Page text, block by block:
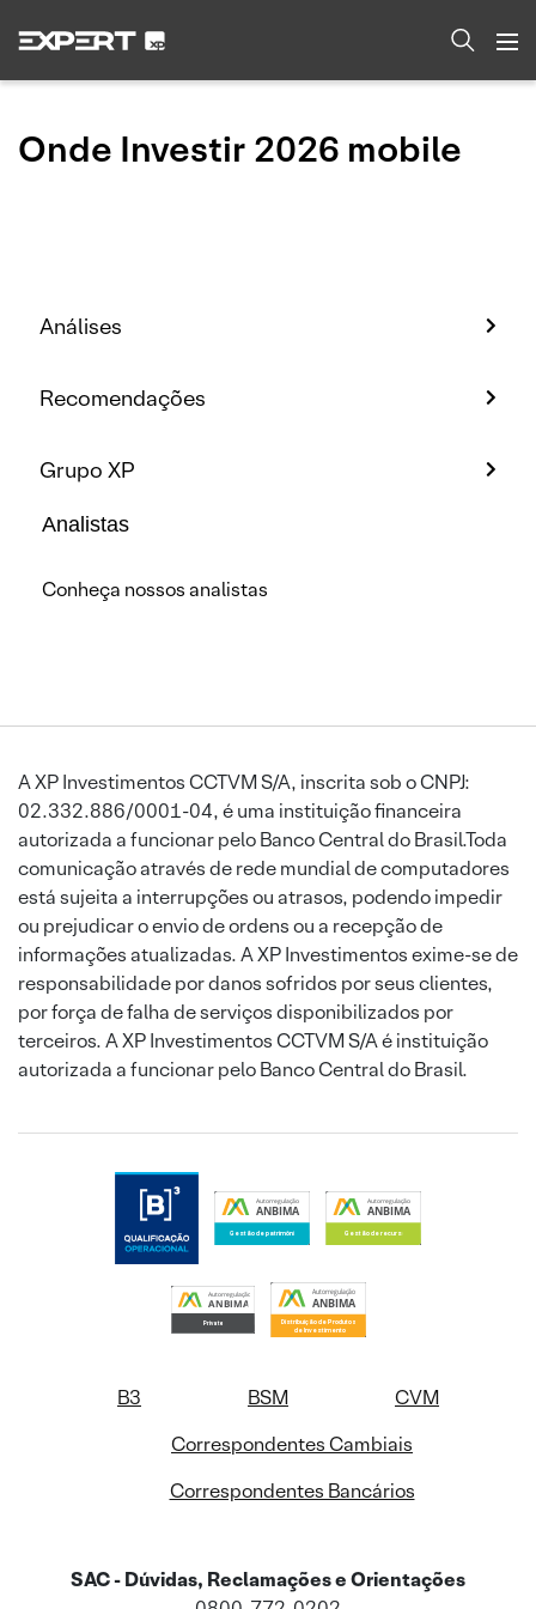
Onde Investir 2026 mobile
Análises
Recomendações
Grupo XP
Analistas
Conheça nossos analistas
A XP Investimentos CCTVM S/A, inscrita sob o CNPJ:
02.332.886/0001-04, é uma instituição financeira
autorizada a funcionar pelo Banco Central do Brasil.Toda
comunicação através de rede mundial de computadores
está sujeita a interrupções ou atrasos, podendo impedir
ou prejudicar o envio de ordens ou a recepção de
informações atualizadas. A XP Investimentos exime-se de
responsabilidade por danos sofridos por seus clientes,
por força de falha de serviços disponibilizados por
terceiros. A XP Investimentos CCTVM S/A é instituição
autorizada a funcionar pelo Banco Central do Brasil.
B3 BSM
CVM
Correspondentes Cambiais
Correspondentes Bancários
SAC - Dúvidas, Reclamações e Orientações